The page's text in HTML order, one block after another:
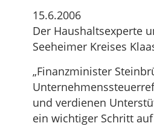
15.6.2006
Der Haushaltsexperte
Seeheimer Kreises
„Finanzminister
und verdienen
ein wichtiger Schritt